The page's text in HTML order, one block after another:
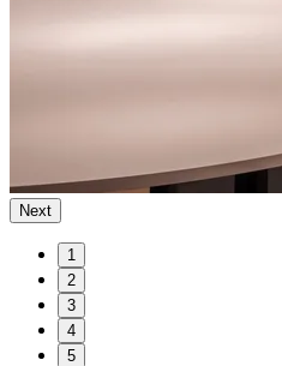
Next
1
2
3
4
5